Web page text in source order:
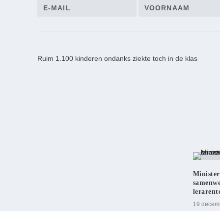
Ruim 1.100 kinderen ondanks ziekte toch in de klas
19